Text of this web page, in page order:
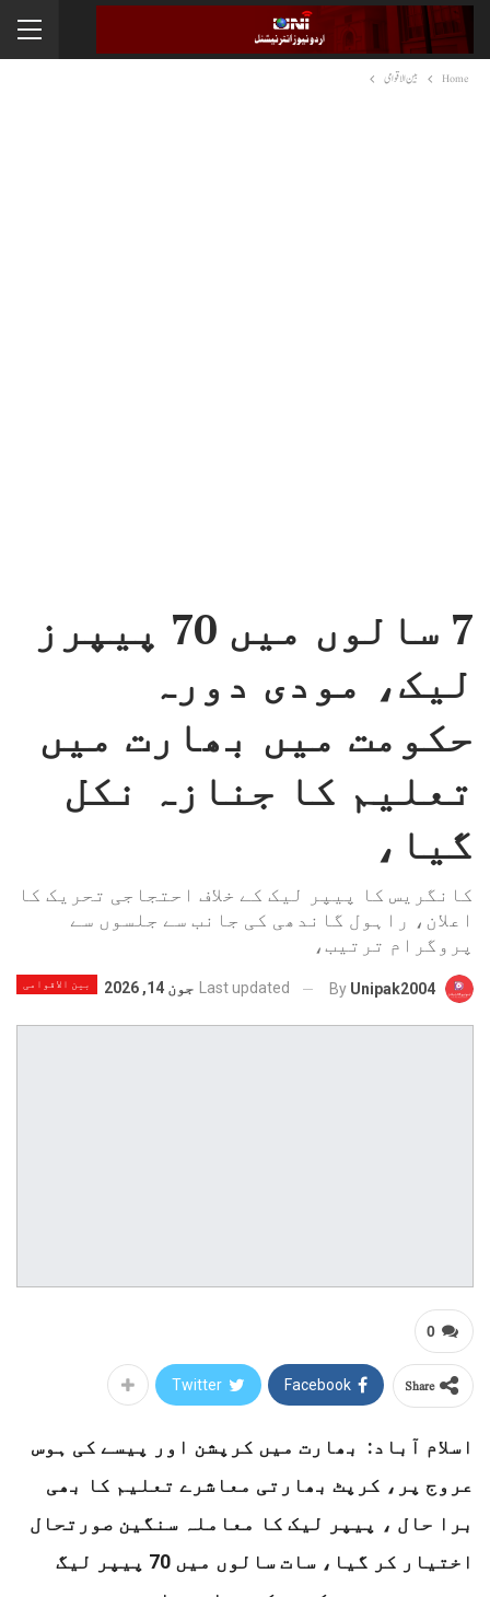
Home بین الاقوامی
7 سالوں میں 70 پیپرز
لیک، مودی دورہ
حکومت میں بھارت میں
تعلیم کا جنازہ نکل
گیا،
کانگریس کا پیپر لیک کے خلاف احتجاجی تحریک کا
اعلان، راہول گاندھی کی جانب سے جلسوں سے
پروگرام ترتیب،
بین الاقوامی By Unipak2004
Last updated جون 14, 2026
0
Share
Facebook
Twitter
اسلام آباد: بھارت میں کرپشن اور پیسے کی ہوس
عروج پر، کرپٹ بھارتی معاشرے تعلیم کا بھی
برا حال ، پیپر لیک کا معاملہ سنگین صورتحال
اختیار کر گیا، سات سالوں میں 70 پیپر لیگ